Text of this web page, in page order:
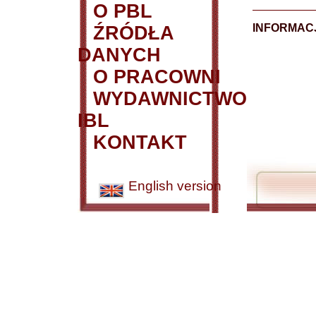
O PBL
ŹRÓDŁA
DANYCH
O PRACOWNI
WYDAWNICTWO
IBL
KONTAKT
English version